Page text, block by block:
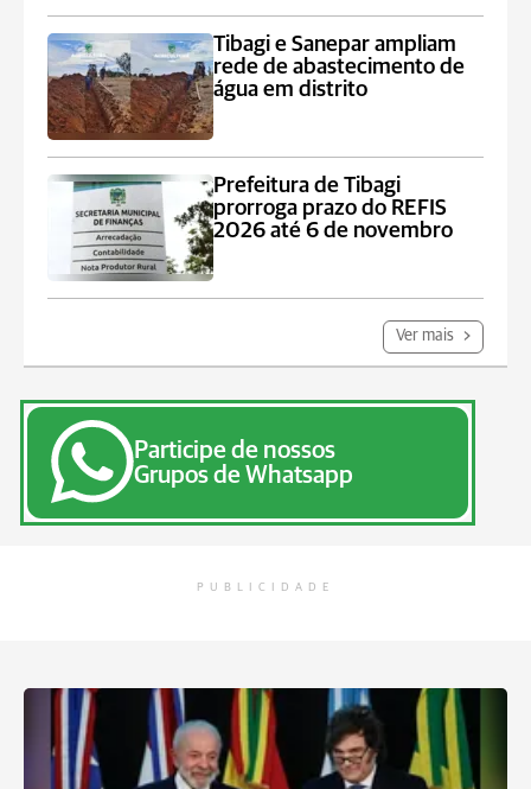
Tibagi e Sanepar ampliam
rede de abastecimento de
água em distrito
Prefeitura de Tibagi
prorroga prazo do REFIS
2026 até 6 de novembro
Ver mais
Participe de nossos
Grupos de Whatsapp
PUBLICIDADE